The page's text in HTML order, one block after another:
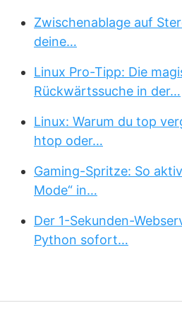
Zwischenablage auf
deine…
Linux Pro-Tipp: Die
Rückwärtssuche in der…
Linux: Warum du top
htop oder…
Gaming-Spritze: So
Mode“ in…
Der 1-Sekunden-
Python sofort…